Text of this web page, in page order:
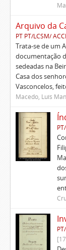
Arquivo da
PT PT/LCSM/ ACCL
Trata-se de um
documentação
sedeadas na
Casa dos
Vasconcelos,
Macedo, Luís